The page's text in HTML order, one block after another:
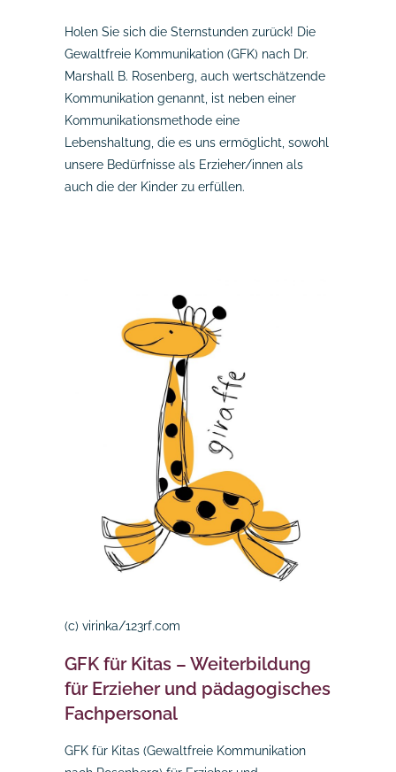
Holen Sie sich die Sternstunden zurück! Die
Gewaltfreie Kommunikation (GFK) nach Dr.
Marshall B. Rosenberg, auch wertschätzende
Kommunikation genannt, ist neben einer
Kommunikationsmethode eine
Lebenshaltung, die es uns ermöglicht, sowohl
unsere Bedürfnisse als Erzieher/innen als
auch die der Kinder zu erfüllen.
(c) virinka/123rf.com
GFK für Kitas – Weiterbildung
für Erzieher und pädagogisches
Fachpersonal
GFK für Kitas (Gewaltfreie Kommunikation